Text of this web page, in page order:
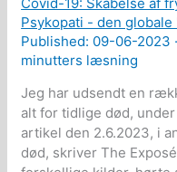
pas
Psykopati - den
Published: 09-06-2023
minutters læsning
Jeg har udsendt en
alt for tidlige død,
artikel den 2.6.2023, i
død, skriver The